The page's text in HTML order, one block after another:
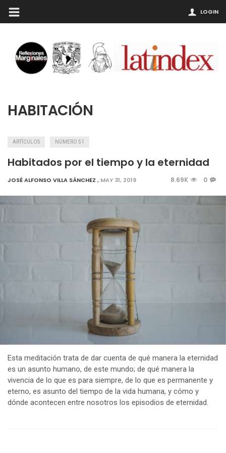
LOGIN
HABITACIÓN
ARTÍCULOS NÚMERO 51
Habitados por el tiempo y la eternidad
JOSÉ ALFONSO VILLA SÁNCHEZ , MAY 31, 2019 8.69K 0
Esta meditación trata de dar cuenta de qué manera la eternidad
es un asunto humano, de este mundo; de qué manera la
vivencia de lo que es para siempre, de lo que es permanente y
eterno, es asunto del tiempo de la vida humana, y cómo y
dónde acontecen entre nosotros los episodios de eternidad.